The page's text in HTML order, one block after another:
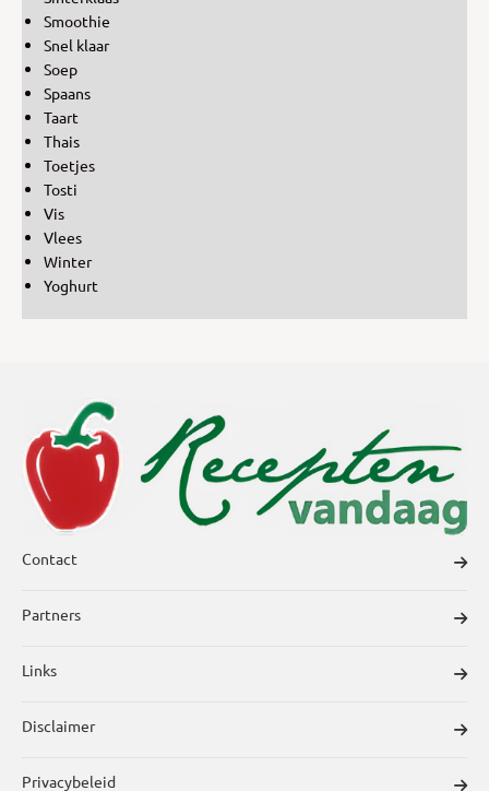
Smoothie
Snel klaar
Soep
Spaans
Taart
Thais
Toetjes
Tosti
Vis
Vlees
Winter
Yoghurt
Contact
Partners
Links
Disclaimer
Privacybeleid